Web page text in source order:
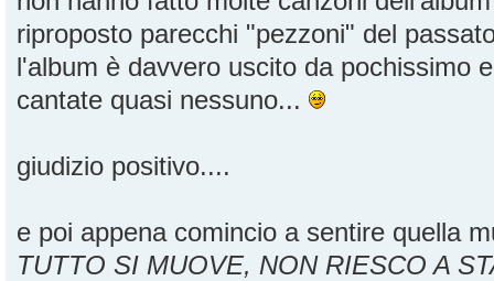
riproposto parecchi "pezzoni" del
l'album è davvero uscito da pochissimo
cantate quasi nessuno...
giudizio positivo....
e poi appena comincio a sentire quella
TUTTO SI MUOVE, NON RIESCO A